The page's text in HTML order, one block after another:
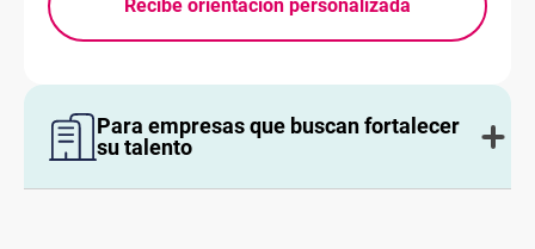
Recibe orientación personalizada
Para empresas que buscan fortalecer
su talento